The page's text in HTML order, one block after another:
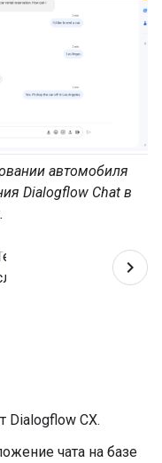
автомобиля
Dialogflow Chat в
Dialogflow CX.
чата на базе